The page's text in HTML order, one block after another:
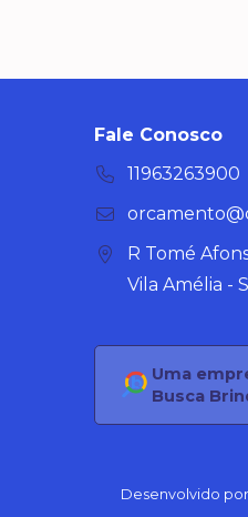
Fale Conosco
11963263900
R Tomé
Vila Amélia -
Uma
Busca
Desenvolvido por